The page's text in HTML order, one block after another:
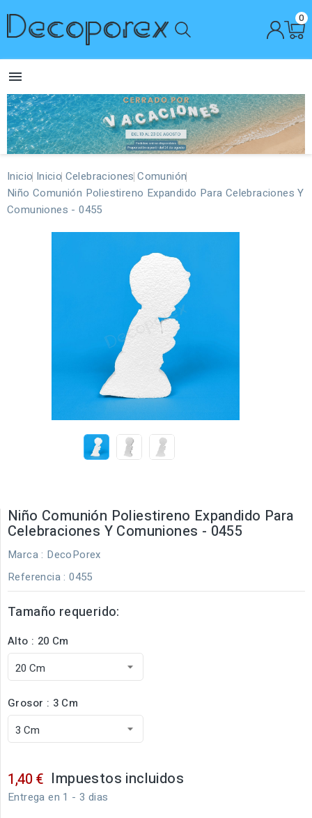
0

Inicio Inicio Celebraciones Comunión
Niño Comunión Poliestireno Expandido Para Celebraciones Y
Comuniones - 0455
Niño Comunión Poliestireno Expandido Para
Celebraciones Y Comuniones - 0455
Marca : DecoPorex
Referencia : 0455
Tamaño requerido:
Alto : 20 Cm
Grosor : 3 Cm
1,40 € Impuestos incluidos
Entrega en 1 - 3 dias